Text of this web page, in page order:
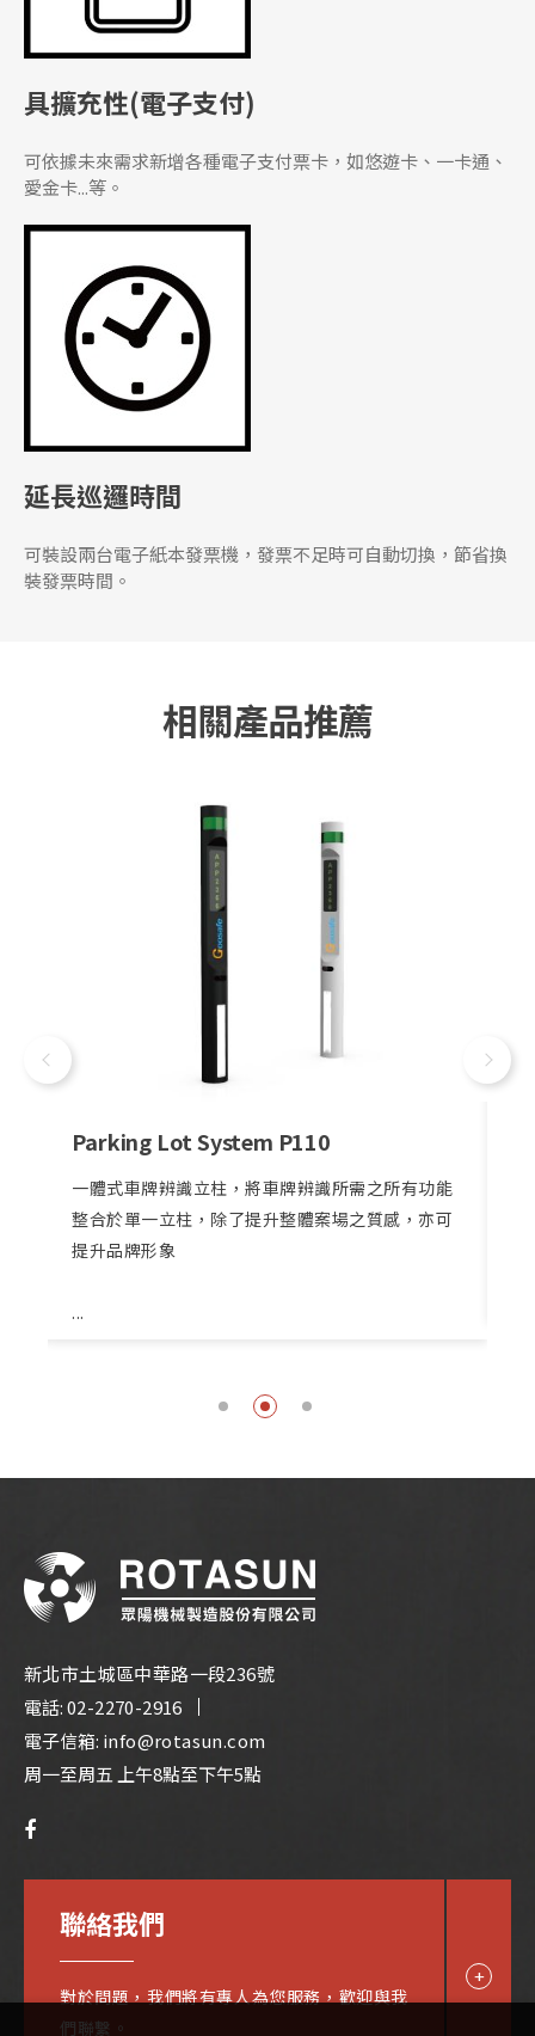
具擴充性(電子支付)
可依據未來需求新增各種電子支付票卡，如悠遊卡、一卡通、
愛金卡...等。
延長巡邏時間
可裝設兩台電子紙本發票機，發票不足時可自動切換，節省換
裝發票時間。
相關產品推薦
Parking Lot System P110
一體式車牌辨識立柱，將車牌辨識所需之所有功能
整合於單一立柱，除了提升整體案場之質感，亦可
提升品牌形象
...
新北市土城區中華路一段236號
電話:02-2270-2916
電子信箱: info@rotasun.com
周一至周五 上午8點至下午5點
聯絡我們
對於問題，我們將有專人為您服務，歡迎與我
們聯繫。